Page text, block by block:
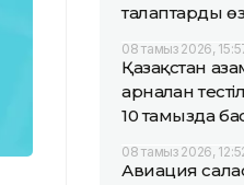
талаптарды
08 тамыз 2026,
Қазақстан
арналған
10 тамызда
08 тамыз 2026,
Авиация